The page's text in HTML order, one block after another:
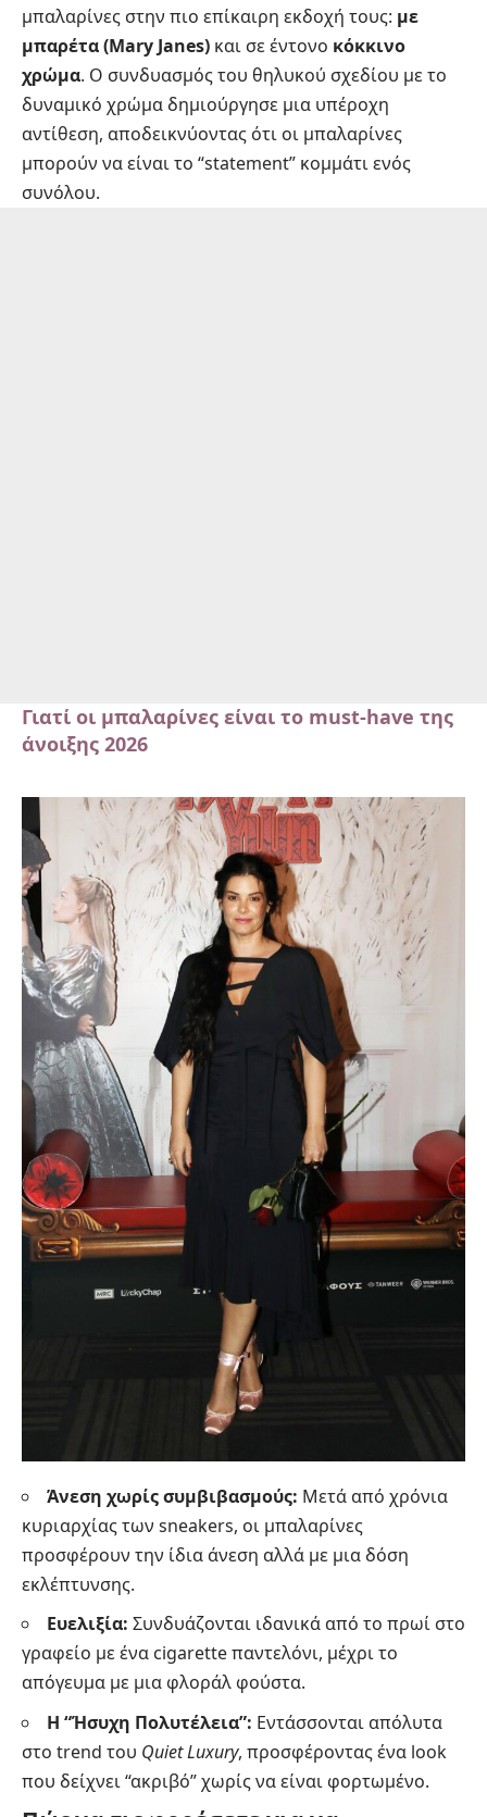
μπαλαρίνες στην πιο επίκαιρη εκδοχή τους: με
μπαρέτα (Mary Janes) και σε έντονο κόκκινο
χρώμα. Ο συνδυασμός του θηλυκού σχεδίου με το
δυναμικό χρώμα δημιούργησε μια υπέροχη
αντίθεση, αποδεικνύοντας ότι οι μπαλαρίνες
μπορούν να είναι το “statement” κομμάτι ενός
συνόλου.
Γιατί οι μπαλαρίνες είναι το must-have της
άνοιξης 2026
Άνεση χωρίς συμβιβασμούς: Μετά από χρόνια
κυριαρχίας των sneakers, οι μπαλαρίνες
προσφέρουν την ίδια άνεση αλλά με μια δόση
εκλέπτυνσης.
Ευελιξία: Συνδυάζονται ιδανικά από το πρωί στο
γραφείο με ένα cigarette παντελόνι, μέχρι το
απόγευμα με μια φλοράλ φούστα.
Η “Ήσυχη Πολυτέλεια”: Εντάσσονται απόλυτα
στο trend του Quiet Luxury, προσφέροντας ένα look
που δείχνει “ακριβό” χωρίς να είναι φορτωμένο.